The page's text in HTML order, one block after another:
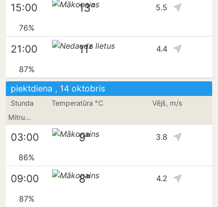
15:00 13° 5.5
76%
21:00 11° 4.4
87%
piektdiena , 14 oktobris
Stunda Temperatūra °C
Vējš, m/s
Mitrums
03:00 9° 3.8
86%
09:00 8° 4.2
87%